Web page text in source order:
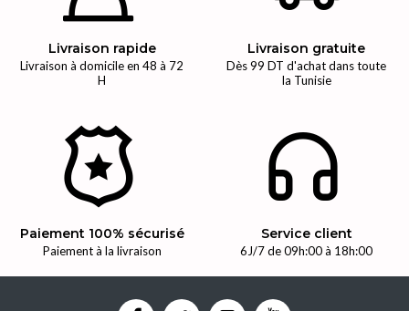
Livraison rapide
Livraison à domicile en 48 à 72
H
Livraison gratuite
Dès 99 DT d'achat dans toute
la Tunisie
Paiement 100% sécurisé
Paiement à la livraison
Service client
6J/7 de 09h:00 à 18h:00